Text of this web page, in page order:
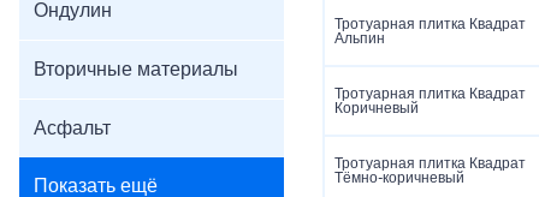
Ондулин
Вторичные материалы
Асфальт
Показать ещё
Тротуарная плитка Квадрат
Альпин
Тротуарная плитка Квадрат
Коричневый
Тротуарная плитка Квадрат
Тёмно-коричневый